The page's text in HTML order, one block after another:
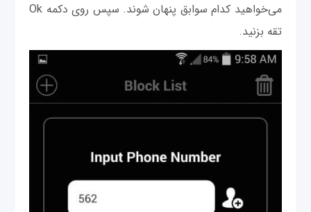
می‌خواهید کدام سوابق پنهان شوند. سپس روی دکمه Ok
تقه بزنید.